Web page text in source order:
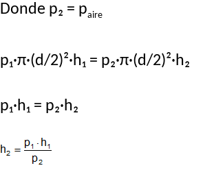
Donde p₂ = paire
p₁·π·(d/2)²·h₁ = p₂·π·(d/2)²·h₂
p₁·h₁ = p₂·h₂